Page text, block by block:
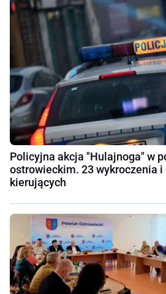
Policyjna akcja "Hulajnoga" w
ostrowieckim. 23 wykroczenia
kierujących